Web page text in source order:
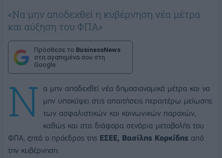
«Να μην αποδεχθεί η κυβέρνηση νέα μέτρα
και αύξηση του ΦΠΑ»
Πρόσθεσε το BusinessNews
στα αγαπημένα σου στη
Google
N
α μην αποδεχθεί νέα δημοσιονομικά μέτρα και να
μην υποκύψει στις απαιτήσεις περαιτέρω μείωσης
των ασφαλιστικών και κοινωνικών παροχών,
καθώς και στα διάφορα σενάρια μεταβολής του
ΦΠΑ, ζητά ο πρόεδρος της ΕΣΕΕ, Βασίλης Κορκίδης από
την κυβέρνηση.